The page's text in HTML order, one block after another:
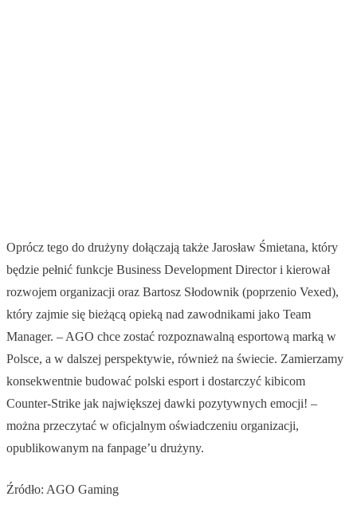
Oprócz tego do drużyny dołączają także Jarosław Śmietana, który
będzie pełnić funkcje Business Development Director i kierował
rozwojem organizacji oraz Bartosz Słodownik (poprzenio Vexed),
który zajmie się bieżącą opieką nad zawodnikami jako Team
Manager. – AGO chce zostać rozpoznawalną esportową marką w
Polsce, a w dalszej perspektywie, również na świecie. Zamierzamy
konsekwentnie budować polski esport i dostarczyć kibicom
Counter-Strike jak największej dawki pozytywnych emocji! –
można przeczytać w oficjalnym oświadczeniu organizacji,
opublikowanym na fanpage’u drużyny.
Źródło: AGO Gaming